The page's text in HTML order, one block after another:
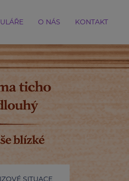
O NÁS KONTAKT
SITUACE